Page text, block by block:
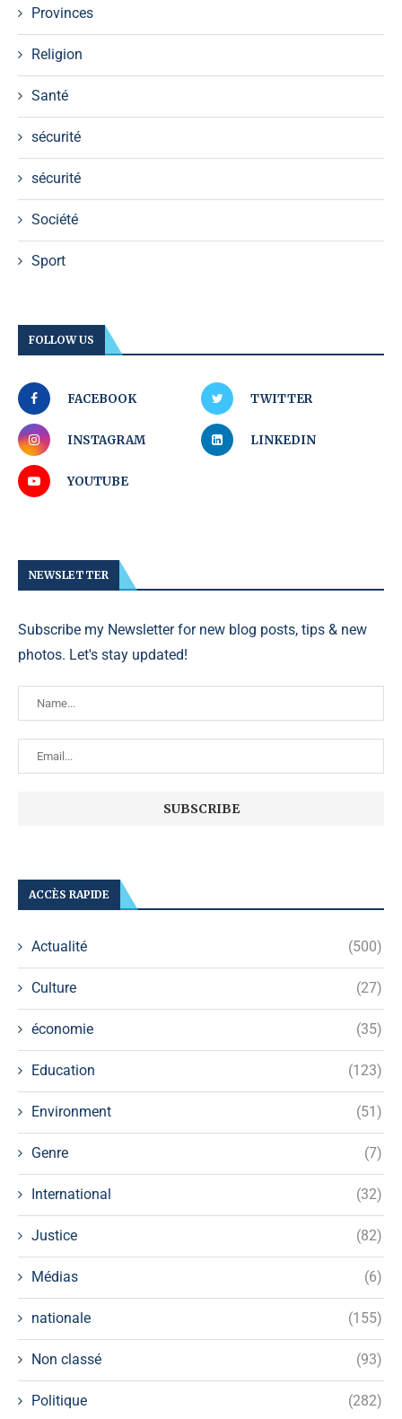
Provinces
Religion
Santé
sécurité
sécurité
Société
Sport
FOLLOW US
FACEBOOK TWITTER
INSTAGRAM LINKEDIN
YOUTUBE
NEWSLETTER
Subscribe my Newsletter for new blog posts, tips & new
photos. Let's stay updated!
ACCÈS RAPIDE
Actualité (500)
Culture (27)
économie (35)
Education (123)
Environment (51)
Genre (7)
International (32)
Justice (82)
Médias (6)
nationale (155)
Non classé (93)
Politique (282)